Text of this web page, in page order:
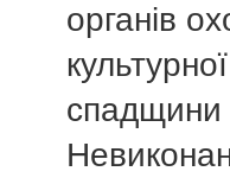
органів
культурної
спадщини